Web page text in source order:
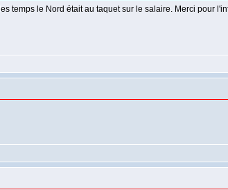
temps le Nord était au taquet sur le salaire. Merci pour